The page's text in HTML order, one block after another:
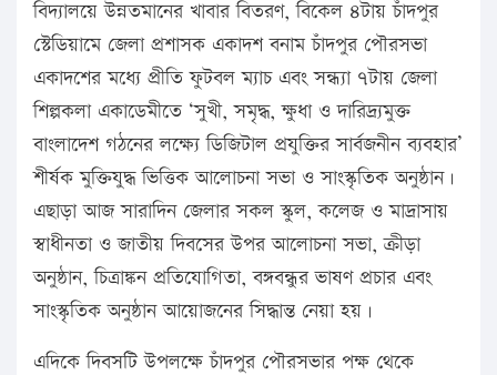
বিদ্যালয়ে উন্নতমানের খাবার বিতরণ, বিকেল ৪টায় চাঁদপুর
স্টেডিয়ামে জেলা প্রশাসক একাদশ বনাম চাঁদপুর পৌরসভা
একাদশের মধ্যে প্রীতি ফুটবল ম্যাচ এবং সন্ধ্যা ৭টায় জেলা
শিল্পকলা একাডেমীতে ‘সুখী, সমৃদ্ধ, ক্ষুধা ও দারিদ্র্যমুক্ত
বাংলাদেশ গঠনের লক্ষ্যে ডিজিটাল প্রযুক্তির সার্বজনীন ব্যবহার’
শীর্ষক মুক্তিযুদ্ধ ভিত্তিক আলোচনা সভা ও সাংস্কৃতিক অনুষ্ঠান।
এছাড়া আজ সারাদিন জেলার সকল স্কুল, কলেজ ও মাদ্রাসায়
স্বাধীনতা ও জাতীয় দিবসের উপর আলোচনা সভা, ক্রীড়া
অনুষ্ঠান, চিত্রাঙ্কন প্রতিযোগিতা, বঙ্গবন্ধুর ভাষণ প্রচার এবং
সাংস্কৃতিক অনুষ্ঠান আয়োজনের সিদ্ধান্ত নেয়া হয়।
এদিকে দিবসটি উপলক্ষে চাঁদপুর পৌরসভার পক্ষ থেকে